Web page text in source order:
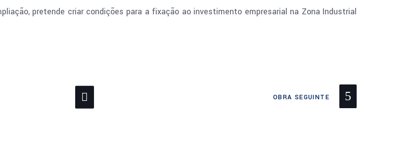
pretende criar condições para a fixação ao investimento empresarial na Zona Industrial
OBRA SEGUINTE